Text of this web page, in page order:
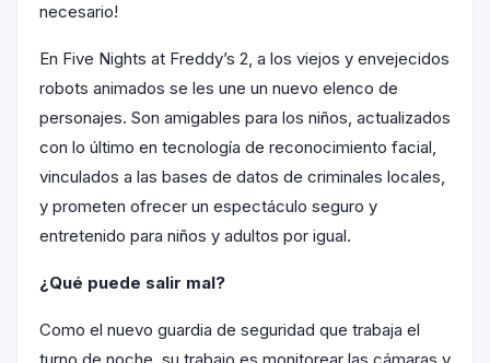
necesario!
En Five Nights at Freddy’s 2, a los viejos y envejecidos
robots animados se les une un nuevo elenco de
personajes. Son amigables para los niños, actualizados
con lo último en tecnología de reconocimiento facial,
vinculados a las bases de datos de criminales locales,
y prometen ofrecer un espectáculo seguro y
entretenido para niños y adultos por igual.
¿Qué puede salir mal?
Como el nuevo guardia de seguridad que trabaja el